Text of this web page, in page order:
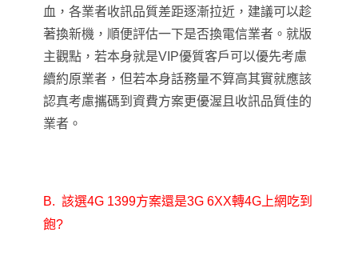
血，各業者收訊品質差距逐漸拉近，建議可以趁
著換新機，順便評估一下是否換電信業者。就版
主觀點，若本身就是VIP優質客戶可以優先考慮
續約原業者，但若本身話務量不算高其實就應該
認真考慮攜碼到資費方案更優渥且收訊品質佳的
業者。
B. 該選4G 1399方案還是3G 6XX轉4G上網吃到
飽?